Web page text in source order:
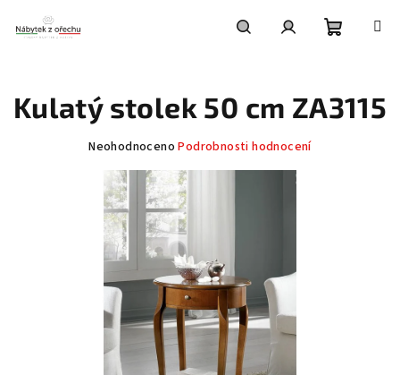
obsah
košík
Kulatý stolek 50 cm ZA3115
Průměrné
produktu
0,0
hvězdiček.
Neohodnoceno Podrobnosti hodnocení